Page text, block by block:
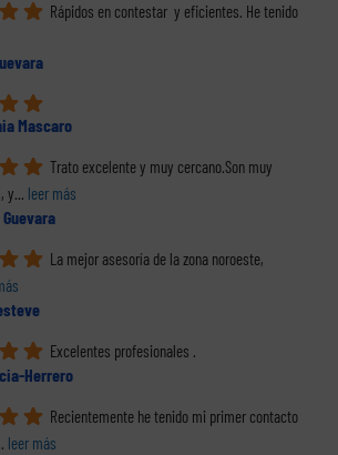
Rápidos en contestar  y eficientes. He tenido
Mascaro
Trato excelente y muy cercano.Son muy
y... leer más
La mejor asesoría de la zona noroeste,
Excelentes profesionales .
Herrero
Recientemente he tenido mi primer contacto
leer más